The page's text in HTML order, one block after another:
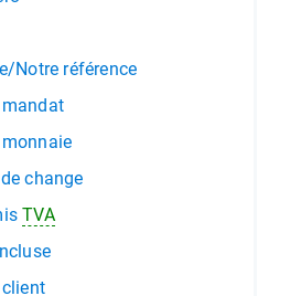
Notre référence
mandat
change
TVA
client